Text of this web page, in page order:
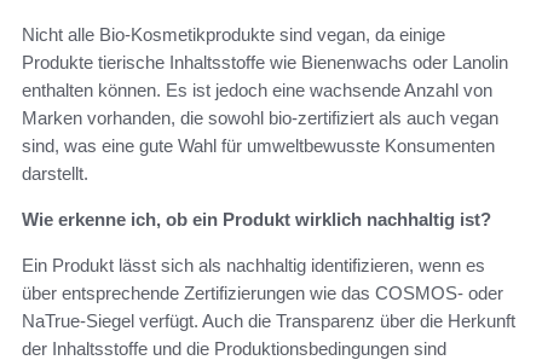
Nicht alle Bio-Kosmetikprodukte sind vegan, da einige
Produkte tierische Inhaltsstoffe wie Bienenwachs oder Lanolin
enthalten können. Es ist jedoch eine wachsende Anzahl von
Marken vorhanden, die sowohl bio-zertifiziert als auch vegan
sind, was eine gute Wahl für umweltbewusste Konsumenten
darstellt.
Wie erkenne ich, ob ein Produkt wirklich nachhaltig ist?
Ein Produkt lässt sich als nachhaltig identifizieren, wenn es
über entsprechende Zertifizierungen wie das COSMOS- oder
NaTrue-Siegel verfügt. Auch die Transparenz über die Herkunft
der Inhaltsstoffe und die Produktionsbedingungen sind